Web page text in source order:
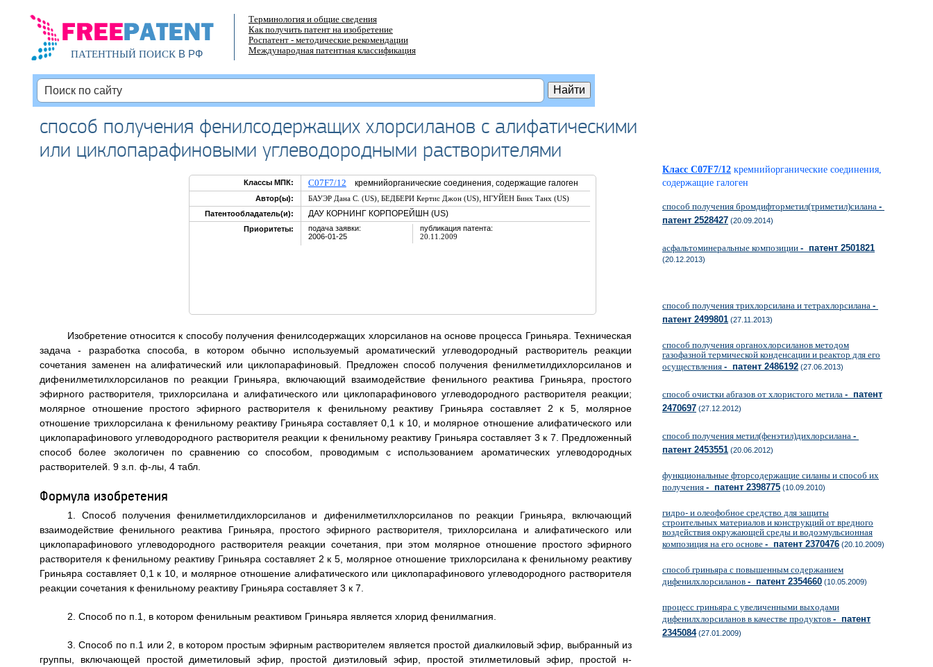
ПАТЕНТНЫЙ ПОИСКВ РФ
Терминология и общие сведения
Как получить патент на изобретение
Роспатент - методические рекомендации
Международная патентная классификация
способ получения фенилсодержащих хлорсиланов с алифатическими
или циклопарафиновыми углеводородными растворителями
Классы МПК: C07F7/12 кремнийорганические соединения, содержащие галоген
Автор(ы): БАУЭР Дана С. (US), БЕДБЕРИ Кертис Джон (US), НГУЙЕН Бинх Танх (US)
Патентообладатель(и):
ДАУ КОРНИНГ КОРПОРЕЙШН (US)
Приоритеты:
подача заявки:
2006-01-25
публикация патента:
20.11.2009
Изобретение относится к способу получения фенилсодержащих хлорсиланов на основе процесса Гриньяра. Техническая
задача - разработка способа, в котором обычно используемый ароматический углеводородный растворитель реакции
сочетания заменен на алифатический или циклопарафиновый. Предложен способ получения фенилметилдихлорсиланов и
дифенилметилхлорсиланов по реакции Гриньяра, включающий взаимодействие фенильного реактива Гриньяра, простого
эфирного растворителя, трихлорсилана и алифатического или циклопарафинового углеводородного растворителя реакции;
молярное отношение простого эфирного растворителя к фенильному реактиву Гриньяра составляет 2 к 5, молярное
отношение трихлорсилана к фенильному реактиву Гриньяра составляет 0,1 к 10, и молярное отношение алифатического или
циклопарафинового углеводородного растворителя реакции к фенильному реактиву Гриньяра составляет 3 к 7. Предложенный
способ более экологичен по сравнению со способом, проводимым с использованием ароматических углеводородных
растворителей. 9 з.п. ф-лы, 4 табл.
Формула изобретения
1. Способ получения фенилметилдихлорсиланов и дифенилметилхлорсиланов по реакции Гриньяра, включающий
взаимодействие фенильного реактива Гриньяра, простого эфирного растворителя, трихлорсилана и алифатического или
циклопарафинового углеводородного растворителя реакции сочетания, при этом молярное отношение простого эфирного
растворителя к фенильному реактиву Гриньяра составляет 2 к 5, молярное отношение трихлорсилана к фенильному реактиву
Гриньяра составляет 0,1 к 10, и молярное отношение алифатического или циклопарафинового углеводородного растворителя
реакции сочетания к фенильному реактиву Гриньяра составляет 3 к 7.
2. Способ по п.1, в котором фенильным реактивом Гриньяра является хлорид фенилмагния.
3. Способ по п.1 или 2, в котором простым эфирным растворителем является простой диалкиловый эфир, выбранный из
группы, включающей простой диметиловый эфир, простой диэтиловый эфир, простой этилметиловый эфир, простой н-
Класс C07F7/12 кремнийорганические соединения,
содержащие галоген
способ получения бромдифторметил(триметил)силана -
патент 2528427 (20.09.2014)
асфальтоминеральные композиции - патент 2501821
(20.12.2013)
способ получения трихлорсилана и тетрахлорсилана -
патент 2499801 (27.11.2013)
способ получения органохлорсиланов методом
газофазной термической конденсации и реактор для его
осуществления - патент 2486192 (27.06.2013)
способ очистки абгазов от хлористого метила - патент
2470697 (27.12.2012)
способ получения метил(фенэтил)дихлорсилана -
патент 2453551 (20.06.2012)
функциональные фторсодержащие силаны и способ их
получения - патент 2398775 (10.09.2010)
гидро- и олеофобное средство для защиты
строительных материалов и конструкций от вредного
воздействия окружающей среды и водоэмульсионная
композиция на его основе - патент 2370476 (20.10.2009)
способ гриньяра с повышенным содержанием
дифенилхлорсиланов - патент 2354660 (10.05.2009)
процесс гриньяра с увеличенными выходами
дифенилхлорсиланов в качестве продуктов - патент
2345084(27.01.2009)